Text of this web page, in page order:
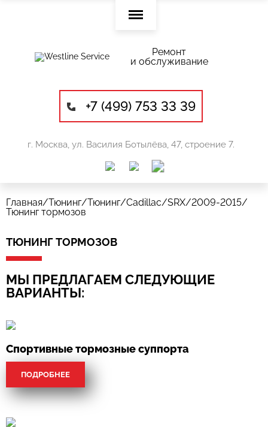
Ремонт
и обслуживание
+7 (499) 753 33 39
г. Москва, ул. Василия Ботылёва, 47, строение 7.
Главная/Тюнинг/Тюнинг/Cadillac/SRX/2009-2015/
Тюнинг тормозов
ТЮНИНГ ТОРМОЗОВ
МЫ ПРЕДЛАГАЕМ СЛЕДУЮЩИЕ
ВАРИАНТЫ:
Спортивные тормозные суппорта
ПОДРОБНЕЕ